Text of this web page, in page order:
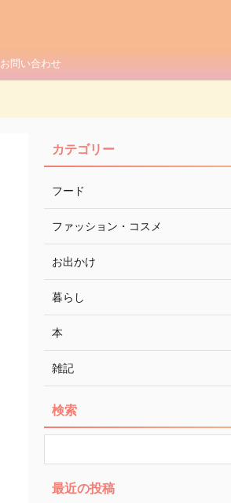
お問い合わせ
カテゴリー
フード
ファッション・コスメ
お出かけ
暮らし
本
雑記
検索
最近の投稿